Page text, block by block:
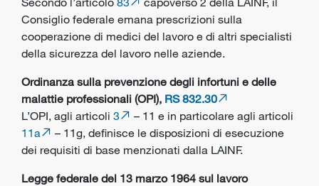
Consiglio federale emana prescrizioni sulla
cooperazione di medici del lavoro e di altri specialisti
della sicurezza del lavoro nelle aziende.
Ordinanza sulla prevenzione degli infortuni e delle
malattie professionali (OPI), RS 832.30
L’OPI, agli articoli 3
– 11 e in particolare agli articoli
11a
– 11g, definisce le disposizioni di esecuzione
dei requisiti di base menzionati dalla LAINF.
Legge federale del 13 marzo 1964 sul lavoro